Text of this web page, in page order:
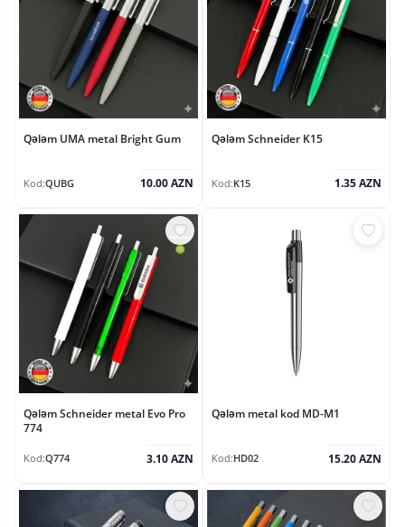
Qələm UMA metal Bright Gum
Kod:QUBG 10.00 AZN
Qələm Schneider K15
Kod:K15 1.35 AZN
Qələm Schneider metal Evo Pro
774
Kod:Q774 3.10 AZN
Qələm metal kod MD-M1
Kod:HD02 15.20 AZN